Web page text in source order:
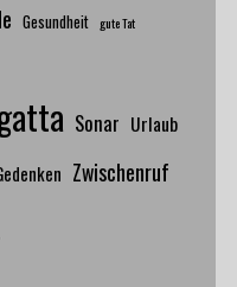
Gesundheit gute Tat
Sonar Urlaub
Zwischenruf